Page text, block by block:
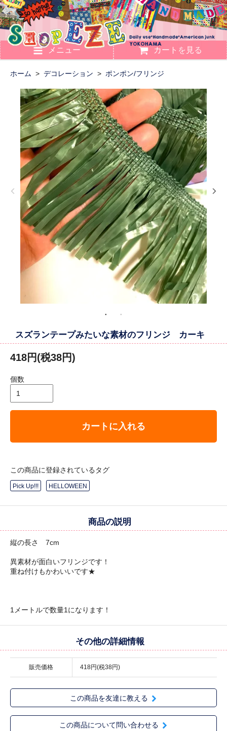
メニュー カートを見る
ホーム > デコレーション > ポンポン/フリンジ
スズランテープみたいな素材のフリンジ カーキ
418円(税38円)
個数
カートに入れる
この商品に登録されているタグ
Pick Up!!! HELLOWEEN
商品の説明
縦の長さ 7cm
異素材が面白いフリンジです！
重ね付けもかわいいです★
1メートルで数量1になります！
その他の詳細情報
販売価格 418円(税38円)
この商品を友達に教える
この商品について問い合わせる